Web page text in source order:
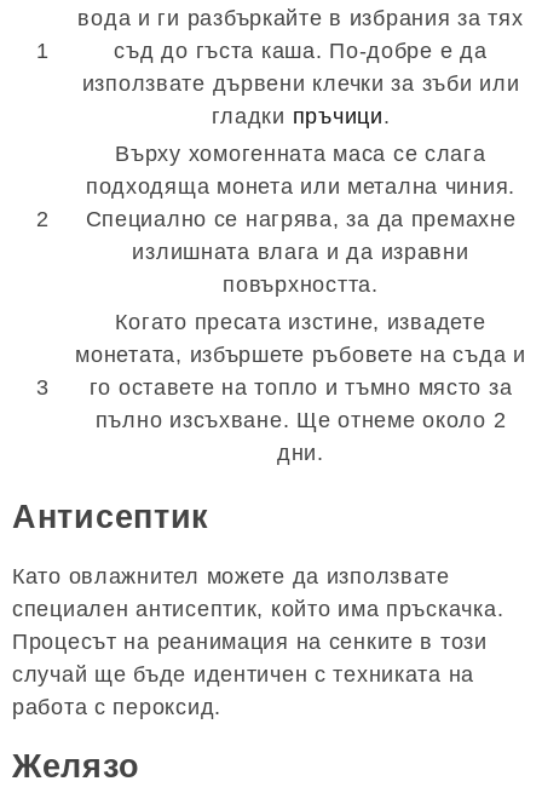
1
вода и ги разбъркайте в избрания за тях
съд до гъста каша. По-добре е да
използвате дървени клечки за зъби или
гладки пръчици.
2
Върху хомогенната маса се слага
подходяща монета или метална чиния.
Специално се нагрява, за да премахне
излишната влага и да изравни
повърхността.
3
Когато пресата изстине, извадете
монетата, избършете ръбовете на съда и
го оставете на топло и тъмно място за
пълно изсъхване. Ще отнеме около 2
дни.
Антисептик
Като овлажнител можете да използвате
специален антисептик, който има пръскачка.
Процесът на реанимация на сенките в този
случай ще бъде идентичен с техниката на
работа с пероксид.
Желязо